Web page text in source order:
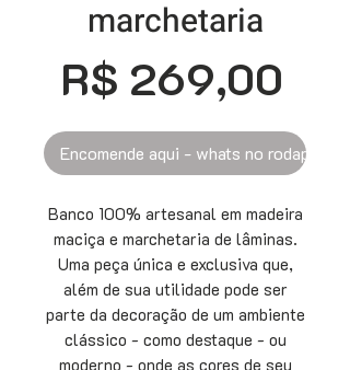
marchetaria
R$ 269,00
Encomende aqui - whats no rodapé
Banco 100% artesanal em madeira
maciça e marchetaria de lâminas.
Uma peça única e exclusiva que,
além de sua utilidade pode ser
parte da decoração de um ambiente
clássico - como destaque - ou
moderno - onde as cores de seu